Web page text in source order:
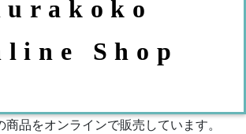
Shop
品をオンラインで販売しています。